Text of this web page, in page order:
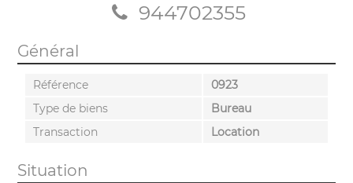
944702355
Général
Référence
0923
Type de biens
Bureau
Transaction
Location
Situation